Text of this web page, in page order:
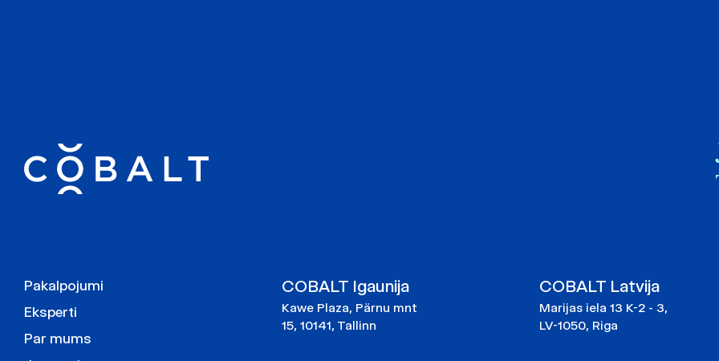
Pakalpojumi
Eksperti
Par mums
COBALT Igaunija
Kawe Plaza, Pärnu mnt
15, 10141, Tallinn
COBALT Latvija
Marijas iela 13 K-2 - 3,
LV-1050, Riga